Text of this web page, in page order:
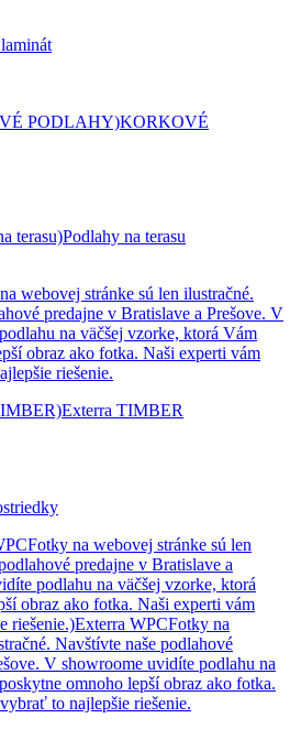
PODLAHY)KORKOVÉ
terasu)Podlahy na terasu
webovej stránke sú len ilustračné.
predajne v Bratislave a Prešove. V
na väčšej vzorke, ktorá Vám
obraz ako fotka. Naši experti vám
riešenie.
Exterra TIMBER
na webovej stránke sú len
predajne v Bratislave a
podlahu na väčšej vzorke, ktorá
obraz ako fotka. Naši experti vám
riešenie.)Exterra WPCFotky na
Navštívte naše podlahové
V showroome uvidíte podlahu na
omnoho lepší obraz ako fotka.
to najlepšie riešenie.